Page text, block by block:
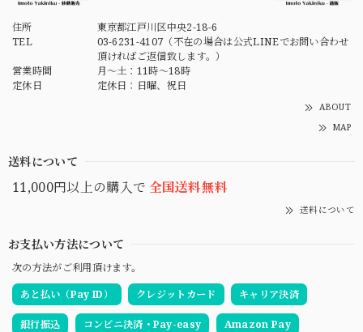
住所
東京都江戸川区中央2-18-6
TEL
03-6231-4107（不在の場合は公式LINEでお問い合わせ
頂ければご返信致します。）
営業時間
月～土：11時～18時
定休日
定休日：日曜、祝日
ABOUT
MAP
送料について
11,000円以上の購入で 全国送料無料
送料について
お支払い方法について
次の方法がご利用頂けます。
あと払い（Pay ID）
クレジットカード キャリア決済
銀行振込 コンビニ決済・Pay-easy Amazon Pay